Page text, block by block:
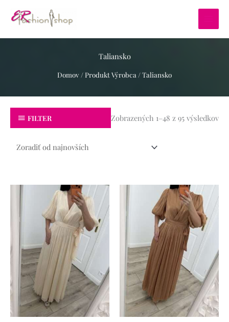
Taliansko
Domov / Produkt Výrobca / Taliansko
FILTER Zobrazených 1–48 z 95 výsledkov